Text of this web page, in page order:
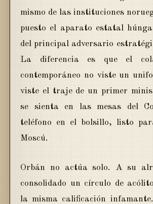
mismo de las instituciones
puesto el aparato estatal
del principal adversario
La diferencia es que el
contemporáneo no viste un
viste el traje de un primer
se sienta en las mesas del
teléfono en el bolsillo, listo
Moscú.
Orbán no actúa solo. A su
consolidado un círculo de
la misma calificación